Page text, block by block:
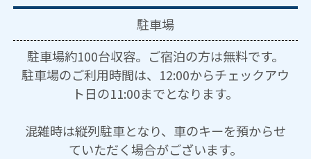
駐車場
駐車場約100台収容。ご宿泊の方は無料です。
駐車場のご利用時間は、12:00からチェックアウ
ト日の11:00までとなります。
混雑時は縦列駐車となり、車のキーを預からせ
ていただく場合がございます。